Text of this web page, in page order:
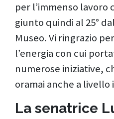
per l’immenso lavoro
giunto quindi al 25°
Museo. Vi ringrazio
l’energia con cui
numerose iniziative,
oramai anche a
La senatrice